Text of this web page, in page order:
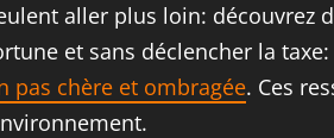
aller plus loin: découvrez
et sans déclencher la taxe:
pas chère et ombragée. Ces